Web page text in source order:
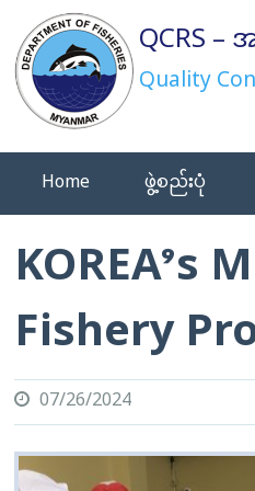
content QCRS
Quality
Home ဖွဲ့စည်းပုံ
KOREA’s
Fishery
07/26/2024